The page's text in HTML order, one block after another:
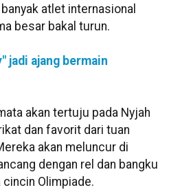
atlet internasional
besar bakal turun.
jadi ajang bermain
akan tertuju pada Nyjah
dan favorit dari tuan
akan meluncur di
dengan rel dan bangku
cincin Olimpiade.